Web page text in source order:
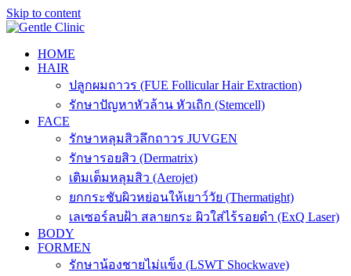
Skip to content
HOME
HAIR
ปลูกผมถาวร (FUE Follicular Hair Extraction)
รักษาปัญหาหัวล้าน หัวเถิก (Stemcell)
FACE
รักษาหลุมสิวลึกถาวร JUVGEN
รักษารอยสิว (Dermatrix)
เติมเต็มหลุมสิว (Aerojet)
ยกกระชับผิวหย่อนให้เยาว์วัย (Thermatight)
เลเซอร์ลบฝ้า สลายกระ ผิวใส่ไร้รอยดำ (ExQ Laser)
BODY
FORMEN
รักษาน้องชายไม่แข็ง (LSWT Shockwave)